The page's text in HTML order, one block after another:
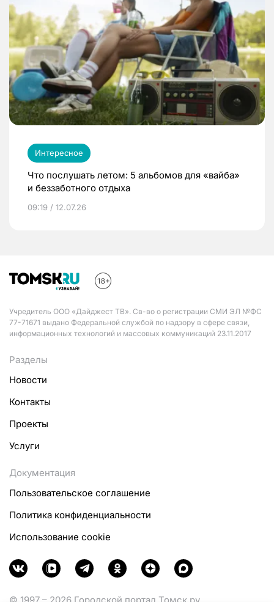
Интересное
Что послушать летом: 5 альбомов для «вайба»
и беззаботного отдыха
09:19 / 12.07.26
Учредитель ООО «Дайджест ТВ». Св-во о регистрации СМИ ЭЛ №ФС
77-71671 выдано Федеральной службой по надзору в сфере связи,
информационных технологий и массовых коммуникаций 23.11.2017
Разделы
Новости
Контакты
Проекты
Услуги
Документация
Пользовательское соглашение
Политика конфиденциальности
Использование cookie